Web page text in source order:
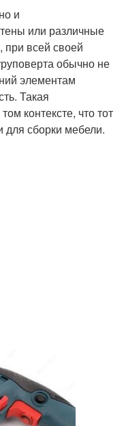
и
или различные
при всей своей
обычно не
элементам
Такая
контексте, что тот
для сборки мебели.